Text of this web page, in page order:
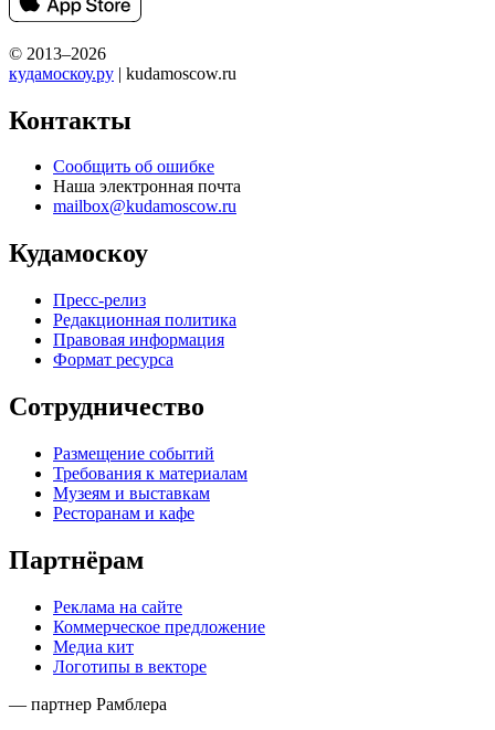
© 2013–2026
кудамоскоу.ру | kudamoscow.ru
Контакты
Сообщить об ошибке
Наша электронная почта
mailbox@kudamoscow.ru
Кудамоскоу
Пресс-релиз
Редакционная политика
Правовая информация
Формат ресурса
Сотрудничество
Размещение событий
Требования к материалам
Музеям и выставкам
Ресторанам и кафе
Партнёрам
Реклама на сайте
Коммерческое предложение
Медиа кит
Логотипы в векторе
— партнер Рамблера